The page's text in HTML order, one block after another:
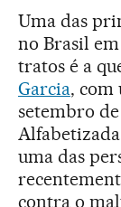
Uma das
no Brasil
tratos é a
Garcia, com
setembro
uma das
contra o